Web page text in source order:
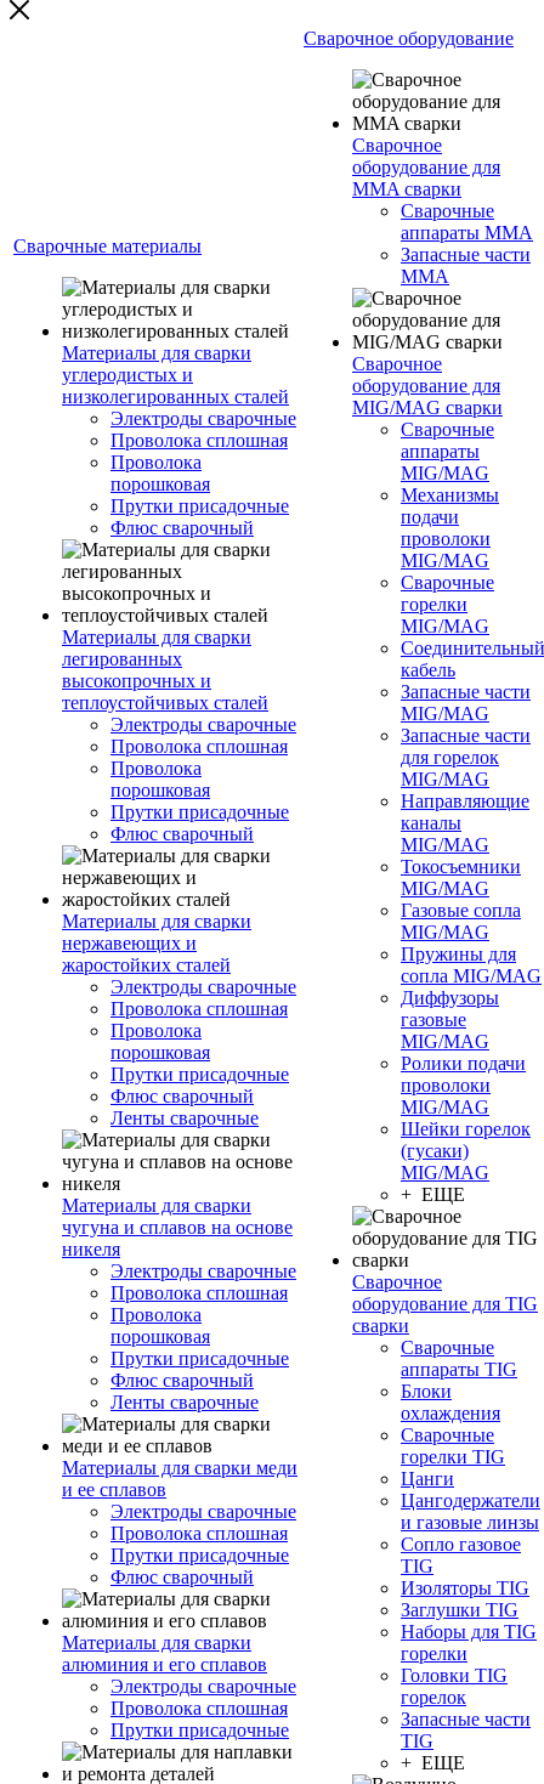
Сварочные материалы
Материалы для сварки
углеродистых и
низколегированных сталей
Электроды сварочные
Проволока сплошная
Проволока
порошковая
Прутки присадочные
Флюс сварочный
Материалы для сварки
легированных
высокопрочных и
теплоустойчивых сталей
Электроды сварочные
Проволока сплошная
Проволока
порошковая
Прутки присадочные
Флюс сварочный
Материалы для сварки
нержавеющих и
жаростойких сталей
Электроды сварочные
Проволока сплошная
Проволока
порошковая
Прутки присадочные
Флюс сварочный
Ленты сварочные
Материалы для сварки
чугуна и сплавов на основе
никеля
Электроды сварочные
Проволока сплошная
Проволока
порошковая
Прутки присадочные
Флюс сварочный
Ленты сварочные
Материалы для сварки меди
и ее сплавов
Электроды сварочные
Проволока сплошная
Прутки присадочные
Флюс сварочный
Материалы для сварки
алюминия и его сплавов
Электроды сварочные
Проволока сплошная
Прутки присадочные
Сварочное оборудование
Сварочное
оборудование для
MMA сварки
Сварочные
аппараты MMA
Запасные части
MMA
Сварочное
оборудование для
MIG/MAG сварки
Сварочные
аппараты
MIG/MAG
Механизмы
подачи
проволоки
MIG/MAG
Сварочные
горелки
MIG/MAG
Соединительный
кабель
Запасные части
MIG/MAG
Запасные части
для горелок
MIG/MAG
Направляющие
каналы
MIG/MAG
Токосъемники
MIG/MAG
Газовые сопла
MIG/MAG
Пружины для
сопла MIG/MAG
Диффузоры
газовые
MIG/MAG
Ролики подачи
проволоки
MIG/MAG
Шейки горелок
(гусаки)
MIG/MAG
+ ЕЩЕ
Сварочное
оборудование для TIG
сварки
Сварочные
аппараты TIG
Блоки
охлаждения
Сварочные
горелки TIG
Цанги
Цангодержатели
и газовые линзы
Сопло газовое
TIG
Изоляторы TIG
Заглушки TIG
Наборы для TIG
горелки
Головки TIG
горелок
Запасные части
TIG
+ ЕЩЕ